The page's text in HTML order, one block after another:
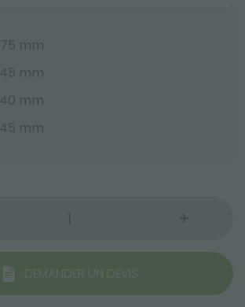
mm
mm
mm
mm
DEMANDER UN DEVIS